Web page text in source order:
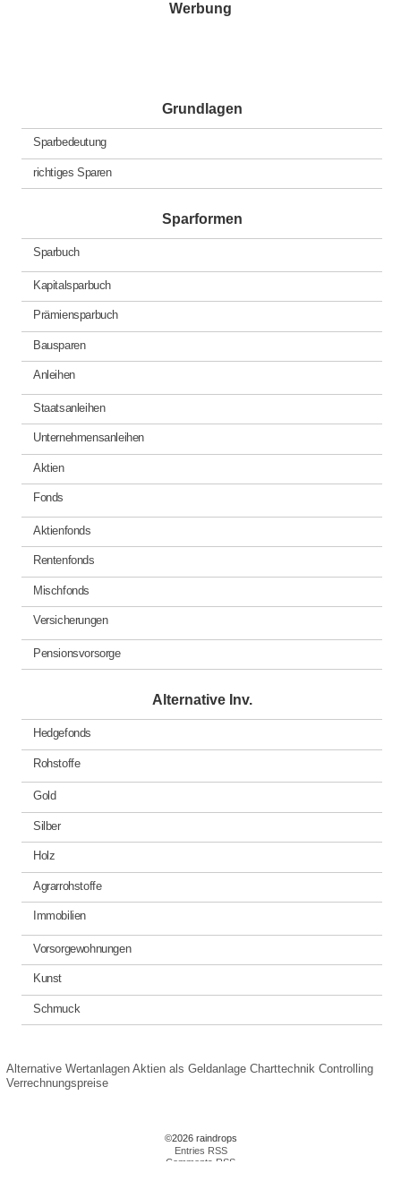
Werbung
Grundlagen
Sparbedeutung
richtiges Sparen
Sparformen
Sparbuch
Kapitalsparbuch
Prämiensparbuch
Bausparen
Anleihen
Staatsanleihen
Unternehmensanleihen
Aktien
Fonds
Aktienfonds
Rentenfonds
Mischfonds
Versicherungen
Pensionsvorsorge
Alternative Inv.
Hedgefonds
Rohstoffe
Gold
Silber
Holz
Agrarrohstoffe
Immobilien
Vorsorgewohnungen
Kunst
Schmuck
Alternative Wertanlagen Aktien als Geldanlage Charttechnik Controlling
Verrechnungspreise
©2026 raindrops
Entries RSS
Comments RSS